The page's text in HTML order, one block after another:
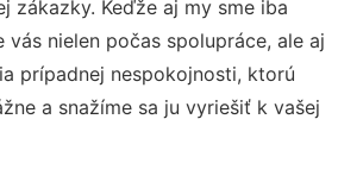
zákazky. Keďže aj my sme iba
vás nielen počas spolupráce, ale aj
prípadnej nespokojnosti, ktorú
a snažíme sa ju vyriešiť k vašej